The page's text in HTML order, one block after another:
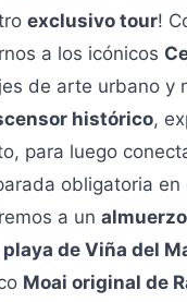
exclusivo tour!
a los icónicos
de arte urbano y
histórico,
para luego
obligatoria en
a un
playa de Viña del
Moai original de